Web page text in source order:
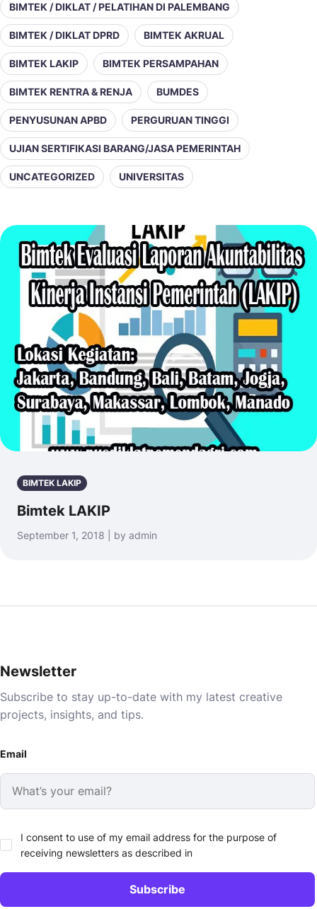
BIMTEK / DIKLAT / PELATIHAN DI PALEMBANG
BIMTEK / DIKLAT DPRD BIMTEK AKRUAL
BIMTEK LAKIP BIMTEK PERSAMPAHAN
BIMTEK RENTRA & RENJA BUMDES
PENYUSUNAN APBD PERGURUAN TINGGI
UJIAN SERTIFIKASI BARANG/JASA PEMERINTAH
UNCATEGORIZED UNIVERSITAS
BIMTEK LAKIP
Bimtek LAKIP
September 1, 2018 | by admin
Newsletter
Subscribe to stay up-to-date with my latest creative
projects, insights, and tips.
Email
I consent to use of my email address for the purpose of
receiving newsletters as described in